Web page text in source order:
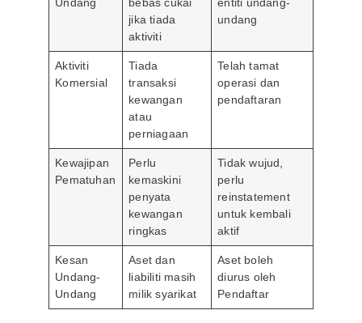
jika tiada
aktiviti
undang
Aktiviti
Komersial
Tiada
transaksi
kewangan
atau
perniagaan
Telah tamat
operasi dan
pendaftaran
Kewajipan
Pematuhan
Perlu
kemaskini
penyata
kewangan
ringkas
Tidak wujud,
perlu
reinstatement
untuk kembali
aktif
Kesan
Undang-
Undang
Aset dan
liabiliti masih
milik syarikat
Aset boleh
diurus oleh
Pendaftar